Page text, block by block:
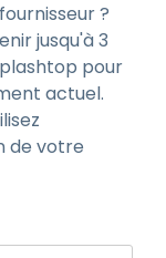
?
jusqu'à 3
pour
actuel.
de votre